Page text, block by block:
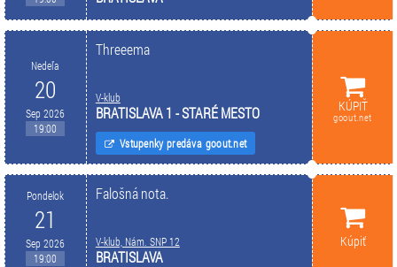
Nedeľa
20
Sep 2026
19:00
Threeema
V-klub
BRATISLAVA 1 - STARÉ MESTO
Vstupenky predáva goout.net
KÚPIŤ
goout.net
Pondelok
21
Sep 2026
19:00
Falošná nota.
V-klub, Nám. SNP 12
BRATISLAVA
Kúpiť